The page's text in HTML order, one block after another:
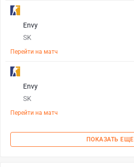
Envy
SK
Перейти на матч
Envy
SK
Перейти на матч
ПОКАЗАТЬ ЕЩЕ